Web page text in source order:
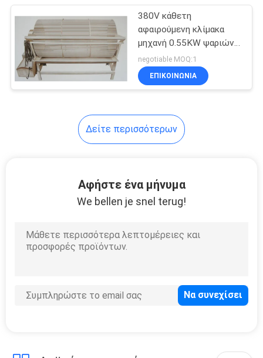
Εξοπλισμοί
επεξεργασίας
τροφίμων
Εξοπλισμός τομέα
ανοξείδωτου
πλυντηρίων
380V κάθετη
αφαιρούμενη κλίμακα
μηχανή 0.55KW ψαριών
εξοπλισμού
επεξεργασίας ψαριών
negotiable MOQ:1
ΕΠΙΚΟΙΝΩΝΊΑ
Δείτε περισσότερων
Αφήστε ένα μήνυμα
We bellen je snel terug!